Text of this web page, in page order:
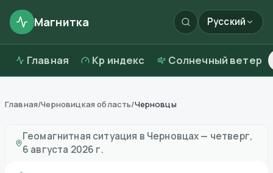
Магнитка Русский
Главная Kp индекс Солнечный ветер
Главная/Черновицкая область/Черновцы
Геомагнитная ситуация в Черновцах— четверг,
6 августа 2026 г.